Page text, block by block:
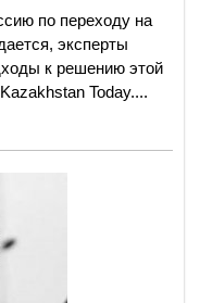
по переходу на
эксперты
к решению этой
Today....